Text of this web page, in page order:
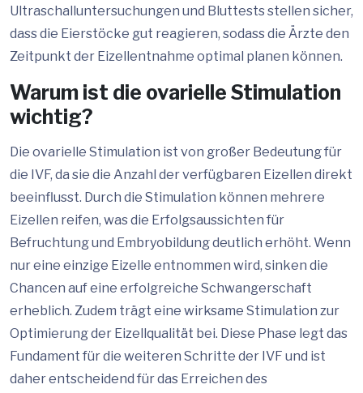
Ultraschalluntersuchungen und Bluttests stellen sicher,
dass die Eierstöcke gut reagieren, sodass die Ärzte den
Zeitpunkt der Eizellentnahme optimal planen können.
Warum ist die ovarielle Stimulation
wichtig?
Die ovarielle Stimulation ist von großer Bedeutung für
die IVF, da sie die Anzahl der verfügbaren Eizellen direkt
beeinflusst. Durch die Stimulation können mehrere
Eizellen reifen, was die Erfolgsaussichten für
Befruchtung und Embryobildung deutlich erhöht. Wenn
nur eine einzige Eizelle entnommen wird, sinken die
Chancen auf eine erfolgreiche Schwangerschaft
erheblich. Zudem trägt eine wirksame Stimulation zur
Optimierung der Eizellqualität bei. Diese Phase legt das
Fundament für die weiteren Schritte der IVF und ist
daher entscheidend für das Erreichen des